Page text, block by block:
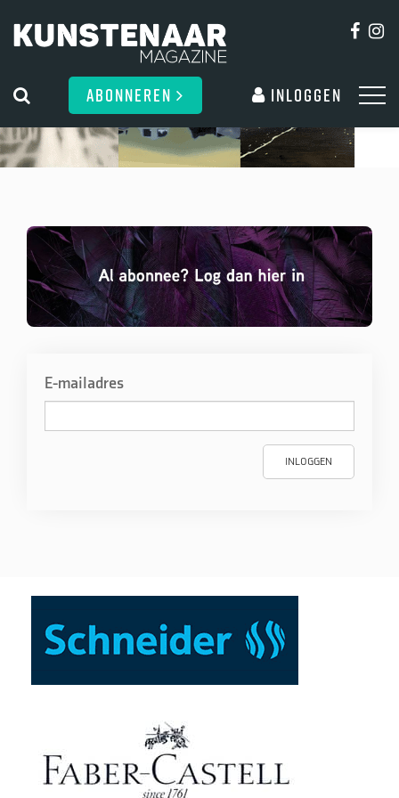
ABONNEREN Inloggen
E-mailadres